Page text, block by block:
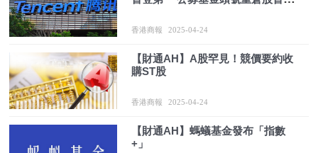
香港商報 2025-04-24
【財通AH】A股罕見！競價要約收
購ST股
香港商報 2025-04-24
【財通AH】螞蟻基金發布「指數
+」